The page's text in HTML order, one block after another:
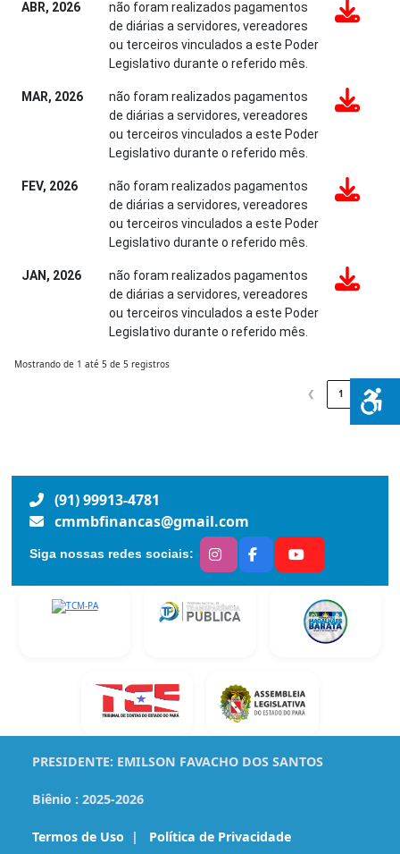
ABR, 2026
não foram realizados pagamentos
de diárias a servidores, vereadores
ou terceiros vinculados a este Poder
Legislativo durante o referido mês.
MAR, 2026
não foram realizados pagamentos
de diárias a servidores, vereadores
ou terceiros vinculados a este Poder
Legislativo durante o referido mês.
FEV, 2026
não foram realizados pagamentos
de diárias a servidores, vereadores
ou terceiros vinculados a este Poder
Legislativo durante o referido mês.
JAN, 2026
não foram realizados pagamentos
de diárias a servidores, vereadores
ou terceiros vinculados a este Poder
Legislativo durante o referido mês.
Mostrando de 1 até 5 de 5 registros
❮ 1 ❯
(91) 99913-4781
cmmbfinancas@gmail.com
Siga nossas redes sociais:
PRESIDENTE: EMILSON FAVACHO DOS SANTOS
Biênio : 2025-2026
Termos de Uso | Política de Privacidade